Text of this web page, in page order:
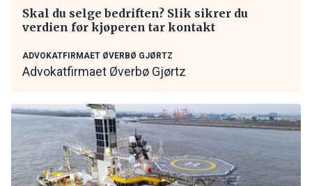
Skal du selge bedriften? Slik sikrer du
verdien før kjøperen tar kontakt
ADVOKATFIRMAET ØVERBØ GJØRTZ
Advokatfirmaet Øverbø Gjørtz